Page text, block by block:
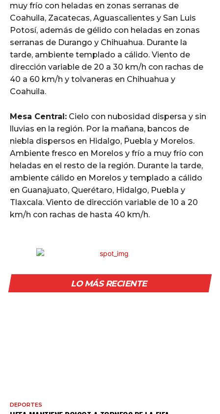
muy frío con heladas en zonas serranas de
Coahuila, Zacatecas, Aguascalientes y San Luis
Potosí, además de gélido con heladas en zonas
serranas de Durango y Chihuahua. Durante la
tarde, ambiente templado a cálido. Viento de
dirección variable de 20 a 30 km/h con rachas de
40 a 60 km/h y tolvaneras en Chihuahua y
Coahuila.
Mesa Central: Cielo con nubosidad dispersa y sin
lluvias en la región. Por la mañana, bancos de
niebla dispersos en Hidalgo, Puebla y Morelos.
Ambiente fresco en Morelos y frío a muy frío con
heladas en el resto de la región. Durante la tarde,
ambiente cálido en Morelos y templado a cálido
en Guanajuato, Querétaro, Hidalgo, Puebla y
Tlaxcala. Viento de dirección variable de 10 a 20
km/h con rachas de hasta 40 km/h.
LO MÁS RECIENTE
DEPORTES